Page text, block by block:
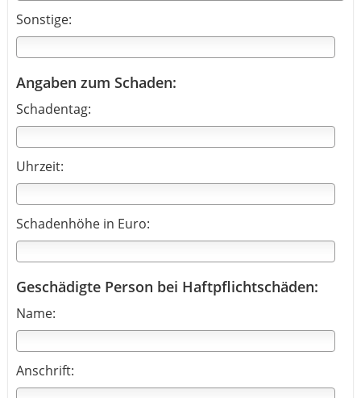
Sonstige:
Angaben zum Schaden:
Schadentag:
Uhrzeit:
Schadenhöhe in Euro:
Geschädigte Person bei Haftpflichtschäden:
Name:
Anschrift: